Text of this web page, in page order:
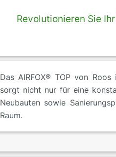
Revolutionieren Sie
Das AIRFOX® TOP von
sorgt nicht nur für eine
Neubauten sowie
Raum.